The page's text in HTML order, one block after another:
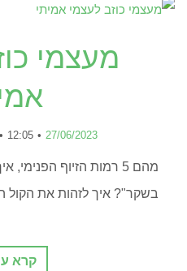
מעצמי
27/06/2023
12:05
מהם 5 רמות הזיוף
בשקר"? איך לזהות את הקול
קרא